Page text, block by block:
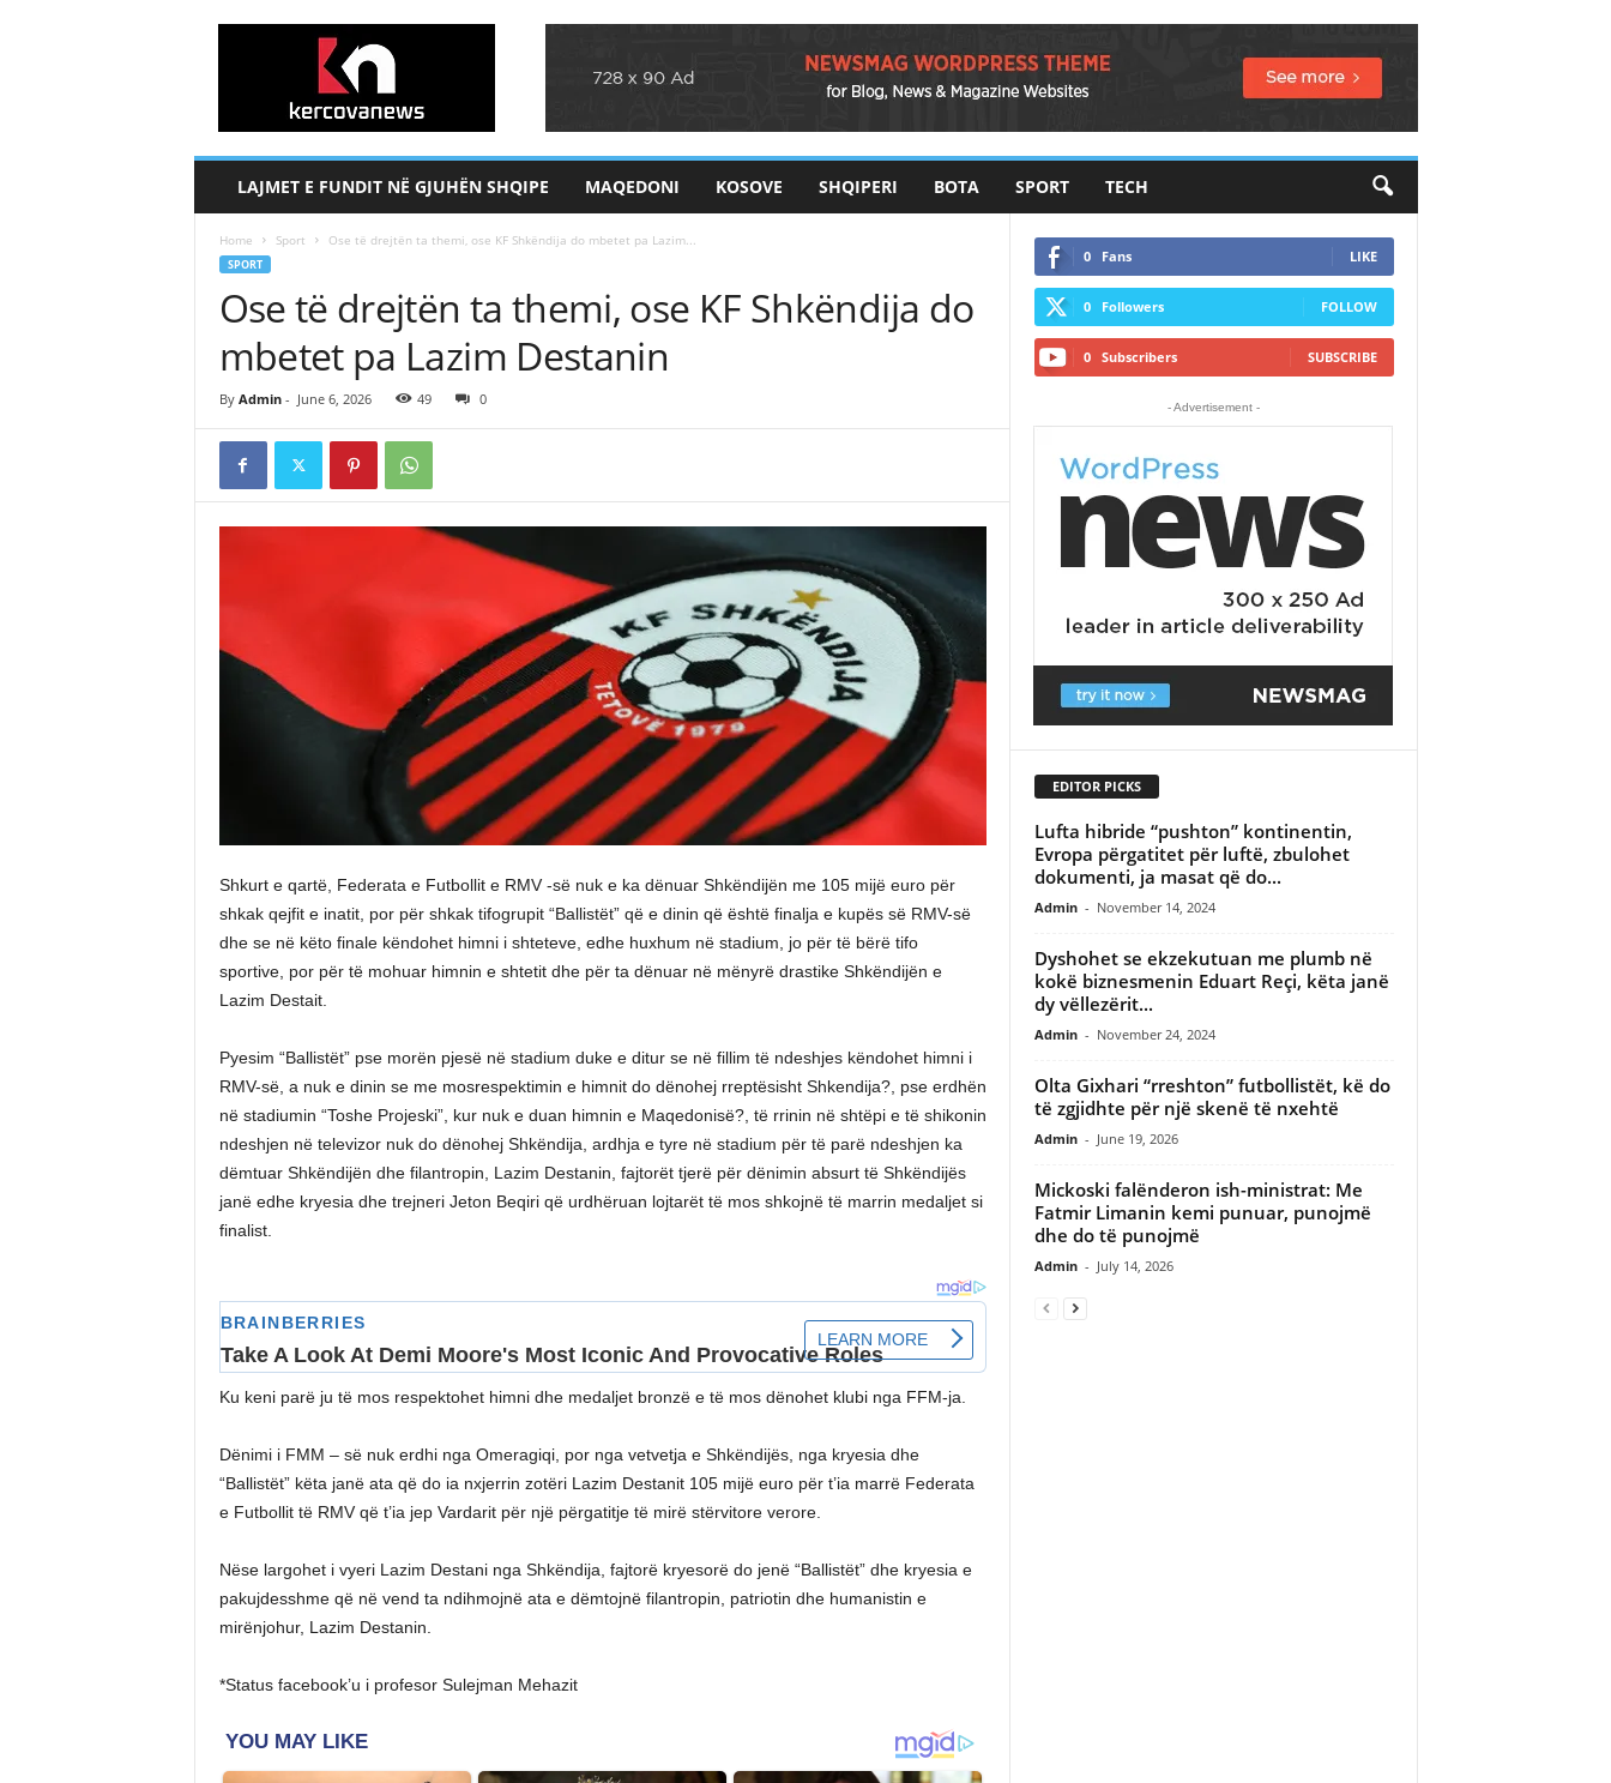
LAJMET E FUNDIT NË GJUHËN SHQIPE MAQEDONI KOSOVE SHQIPERI BOTA SPORT TECH
Home Sport Ose të drejtën ta themi, ose KF Shkëndija do mbetet pa Lazim...
SPORT
Ose të drejtën ta themi, ose KF Shkëndija do
mbetet pa Lazim Destanin
By Admin- June 6, 2026 49 0
Shkurt e qartë, Federata e Futbollit e RMV -së nuk e ka dënuar Shkëndijën me 105 mijë euro për
shkak qejfit e inatit, por për shkak tifogrupit “Ballistët” që e dinin që është finalja e kupës së RMV-së
dhe se në këto finale këndohet himni i shteteve, edhe huxhum në stadium, jo për të bërë tifo
sportive, por për të mohuar himnin e shtetit dhe për ta dënuar në mënyrë drastike Shkëndijën e
Lazim Destait.
Pyesim “Ballistët” pse morën pjesë në stadium duke e ditur se në fillim të ndeshjes këndohet himni i
RMV-së, a nuk e dinin se me mosrespektimin e himnit do dënohej rreptësisht Shkendija?, pse erdhën
në stadiumin “Toshe Projeski”, kur nuk e duan himnin e Maqedonisë?, të rrinin në shtëpi e të shikonin
ndeshjen në televizor nuk do dënohej Shkëndija, ardhja e tyre në stadium për të parë ndeshjen ka
dëmtuar Shkëndijën dhe filantropin, Lazim Destanin, fajtorët tjerë për dënimin absurt të Shkëndijës
janë edhe kryesia dhe trejneri Jeton Beqiri që urdhëruan lojtarët të mos shkojnë të marrin medaljet si
finalist.
Ku keni parë ju të mos respektohet himni dhe medaljet bronzë e të mos dënohet klubi nga FFM-ja.
Dënimi i FMM – së nuk erdhi nga Omeragiqi, por nga vetvetja e Shkëndijës, nga kryesia dhe
“Ballistët” këta janë ata që do ia nxjerrin zotëri Lazim Destanit 105 mijë euro për t’ia marrë Federata
e Futbollit të RMV që t’ia jep Vardarit për një përgatitje të mirë stërvitore verore.
Nëse largohet i vyeri Lazim Destani nga Shkëndija, fajtorë kryesorë do jenë “Ballistët” dhe kryesia e
pakujdesshme që në vend ta ndihmojnë ata e dëmtojnë filantropin, patriotin dhe humanistin e
mirënjohur, Lazim Destanin.
*Status facebook’u i profesor Sulejman Mehazit
0 Fans LIKE
0 Followers FOLLOW
0 Subscribers SUBSCRIBE
- Advertisement -
EDITOR PICKS
Lufta hibride “pushton” kontinentin,
Evropa përgatitet për luftë, zbulohet
dokumenti, ja masat që do...
Admin - November 14, 2024
Dyshohet se ekzekutuan me plumb në
kokë biznesmenin Eduart Reçi, këta janë
dy vëllezërit...
Admin - November 24, 2024
Olta Gixhari “rreshton” futbollistët, kë do
të zgjidhte për një skenë të nxehtë
Admin - June 19, 2026
Mickoski falënderon ish-ministrat: Me
Fatmir Limanin kemi punuar, punojmë
dhe do të punojmë
Admin - July 14, 2026